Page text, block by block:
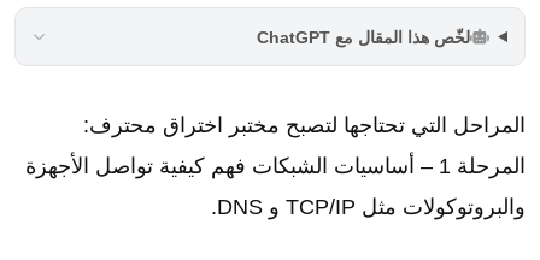
لخّص هذا المقال مع ChatGPT
المراحل التي تحتاجها لتصبح مختبر اختراق محترف:
المرحلة 1 – أساسيات الشبكات فهم كيفية تواصل الأجهزة
والبروتوكولات مثل TCP/IP و DNS.